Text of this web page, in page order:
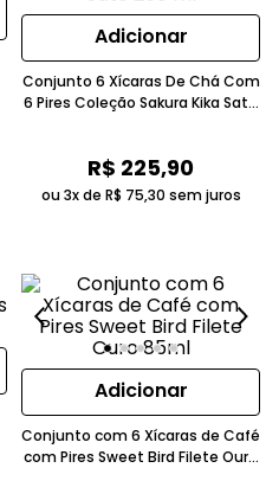
Adicionar
Conjunto 6 Xícaras De Chá Com
6 Pires Coleção Sakura Kika Sato
R$ 225,90
ou 3x de R$ 75,30 sem juros
Adicionar
Conjunto com 6 Xícaras de Café
com Pires Sweet Bird Filete Ouro